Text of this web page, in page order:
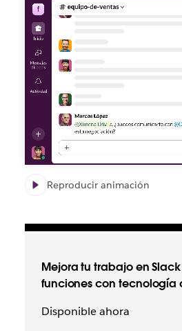
Reproducir animación
Mejora tu trabajo en
funciones con tecnología
Disponible ahora